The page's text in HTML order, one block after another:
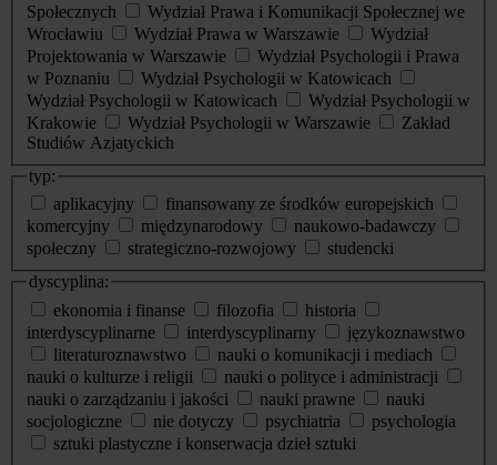
Społecznych
Wydział Prawa i Komunikacji Społecznej we
Wrocławiu
Wydział Prawa w Warszawie
Wydział
Projektowania w Warszawie
Wydział Psychologii i Prawa
w Poznaniu
Wydział Psychologii w Katowicach
Wydział Psychologii w Katowicach
Wydział Psychologii w
Krakowie
Wydział Psychologii w Warszawie
Zakład
Studiów Azjatyckich
typ:
aplikacyjny
finansowany ze środków europejskich
komercyjny
międzynarodowy
naukowo-badawczy
społeczny
strategiczno-rozwojowy
studencki
dyscyplina:
ekonomia i finanse
filozofia
historia
interdyscyplinarne
interdyscyplinarny
językoznawstwo
literaturoznawstwo
nauki o komunikacji i mediach
nauki o kulturze i religii
nauki o polityce i administracji
nauki o zarządzaniu i jakości
nauki prawne
nauki
socjologiczne
nie dotyczy psychiatria
psychologia
sztuki plastyczne i konserwacja dzieł sztuki